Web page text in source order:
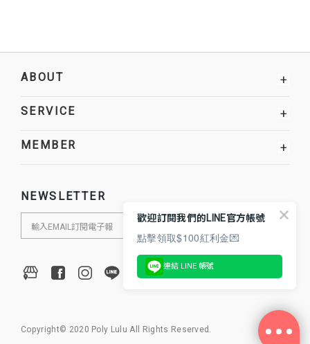
ABOUT +
SERVICE +
MEMBER +
NEWSLETTER
Copyright© 2020 Poly Lulu All Rights Reserved.
歡迎訂閱我們的LINE官方帳號
點擊領取$100紅利金💌
連結 LINE 帳號